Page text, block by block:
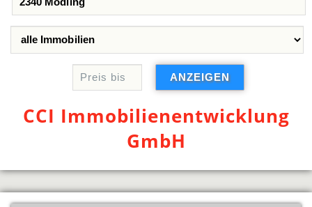
CCI Immobilienentwicklung
GmbH